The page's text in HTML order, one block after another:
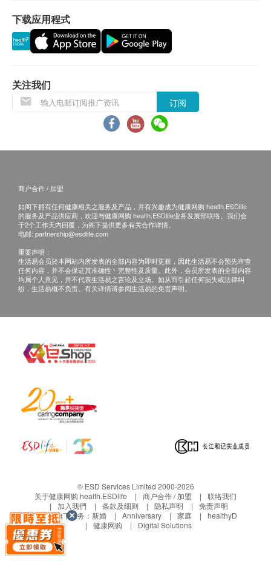
研究已发现补充NMN能有效提高体内NAD+ 水
平，激活细胞能量，达至逆转细胞退化，修复
DNA 损伤，有效改善脑部、心脏等各器官健康。
反式白藜芦醇(Trans-Resveratrol)
能启动抗衰老长寿因数SIRT1 从而减慢衰老过程和
协助维持细胞正常地进行新陈代谢。
是强力的自然抗氧化物，能维持心脏、血管、胰脏
和肾脏健康。
充动力。
因有抗氧化抗炎症物质的功效， 辅酶Q10有助于提
有损毁情况，一经确认签收，恕不接受退换。
退换产品必须包装完整，如退换之产品有任何残缺
或过期退回，供应商有权不受理。
正本，并于送货后3个工作天内按下列方式联络莲
美生医科技(香港)有限公司 客户服务部跟进。
电邮：medilink.biotech@gmail.com
下载应用程式
关注我们
订阅
商户合作 / 加盟
如阁下拥有任何健康相关之服务及产品，并有兴趣成为健康网购 health.ESDlife
的服务及产品供应商，欢迎与健康网购 health.ESDlife业务发展部联络。我们会
于2个工作天内回覆，为阁下提供更多有关合作详情。
电邮: partnership@esdlife.com
重要声明：
生活易会员於本网站内所发表的全部内容为即时更新，因此生活易不会预先审查
任何内容，并不会保证其准确性丶完整性及质量。此外，会员所发表的全部内容
均属个人意见，并不代表生活易之言论及立场。如从而引起任何损失或法律纠
纷，生活易概不负责。有关详情请参阅生活易的免责声明。
© ESD Services Limited 2000-2026
关于健康网购 health.ESDlife
商户合作 / 加盟
联络我们
加入我們
条款及细则 隐私声明
免责声明
生活易旗下业务： 新婚 Anniversary 家庭
healthyD
健康网购
Digital Solutions